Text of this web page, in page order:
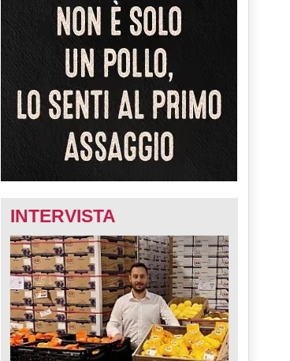
INTERVISTA